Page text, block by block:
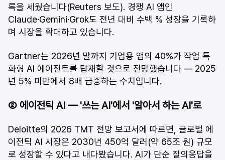
록을 세웠습니다(Reuters 보도). 경쟁 AI 앱인
Claude·Gemini·Grok도 전년 대비 수백 % 성장을 기록하
며 시장을 확대하고 있습니다.
Gartner는 2026년 말까지 기업용 앱의 40%가 작업 특
화형 AI 에이전트를 탑재할 것으로 전망했습니다 — 2025
년 5% 미만에서 8배 급증하는 수치입니다.
② 에이전틱 AI — '쓰는 AI'에서 '알아서 하는 AI'로
Deloitte의 2026 TMT 전망 보고서에 따르면, 글로벌 에
이전틱 AI 시장은 2030년 450억 달러(약 65조 원) 규모
로 성장할 수 있다고 내다봤습니다. AI가 단순 질의응답을